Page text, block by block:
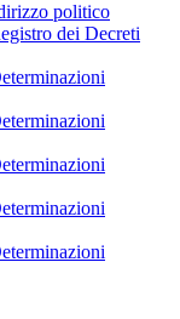
politico
dei Decreti